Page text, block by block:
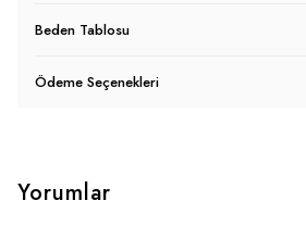
Beden Tablosu
Ödeme Seçenekleri
Yorumlar